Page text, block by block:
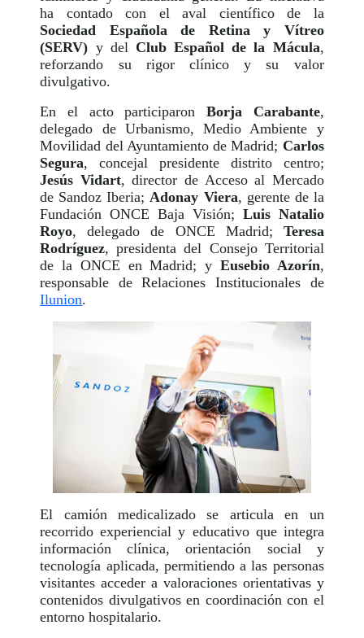
ha contado con el aval científico de la
Sociedad Española de Retina y Vítreo
(SERV) y del Club Español de la Mácula,
reforzando su rigor clínico y su valor
divulgativo.
En el acto participaron Borja Carabante,
delegado de Urbanismo, Medio Ambiente y
Movilidad del Ayuntamiento de Madrid; Carlos
Segura, concejal presidente distrito centro;
Jesús Vidart, director de Acceso al Mercado
de Sandoz Iberia; Adonay Viera, gerente de la
Fundación ONCE Baja Visión; Luis Natalio
Royo, delegado de ONCE Madrid; Teresa
Rodríguez, presidenta del Consejo Territorial
de la ONCE en Madrid; y Eusebio Azorín,
responsable de Relaciones Institucionales de
Ilunion.
El camión medicalizado se articula en un
recorrido experiencial y educativo que integra
información clínica, orientación social y
tecnología aplicada, permitiendo a las personas
visitantes acceder a valoraciones orientativas y
contenidos divulgativos en coordinación con el
entorno hospitalario.